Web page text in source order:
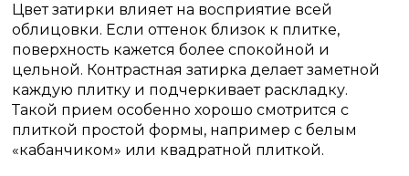
Цвет затирки влияет на восприятие всей
облицовки. Если оттенок близок к плитке,
поверхность кажется более спокойной и
цельной. Контрастная затирка делает заметной
каждую плитку и подчеркивает раскладку.
Такой прием особенно хорошо смотрится с
плиткой простой формы, например с белым
«кабанчиком» или квадратной плиткой.